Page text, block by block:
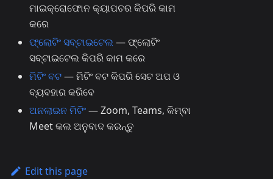
ମାଇକ୍ରୋଫୋନ କ୍ୟାପଚର କିପରି କାମ
କରେ
ଫ୍ଲୋଟିଂ ସବ୍‌ଟାଇଟେଲ— ଫ୍ଲୋଟିଂ
ସବ୍‌ଟାଇଟେଲ କିପରି କାମ କରେ
ମିଟିଂ ବଟ— ମିଟିଂ ବଟ କିପରି ସେଟ ଅପ ଓ
ବ୍ୟବହାର କରିବେ
ଅନଲାଇନ ମିଟିଂ— Zoom, Teams, କିମ୍ବା
Meet କଲ ଅନୁବାଦ କରନ୍ତୁ
Edit this page